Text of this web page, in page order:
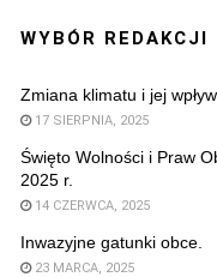
WYBÓR REDAKCJI
Zmiana klimatu i jej
17 SIERPNIA, 2025
Święto Wolności i Praw
2025 r.
14 CZERWCA, 2025
Inwazyjne gatunki obce.
23 MARCA, 2025